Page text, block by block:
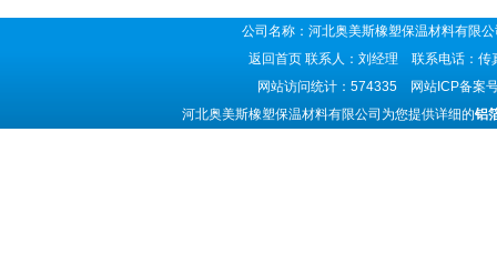
公司名称：河北奥美斯橡塑保温材料有
返回首页 联系人：刘经理 联系电话：
网站访问统计：574335 网站ICP备案
河北奥美斯橡塑保温材料有限公司为您提供详细的铝